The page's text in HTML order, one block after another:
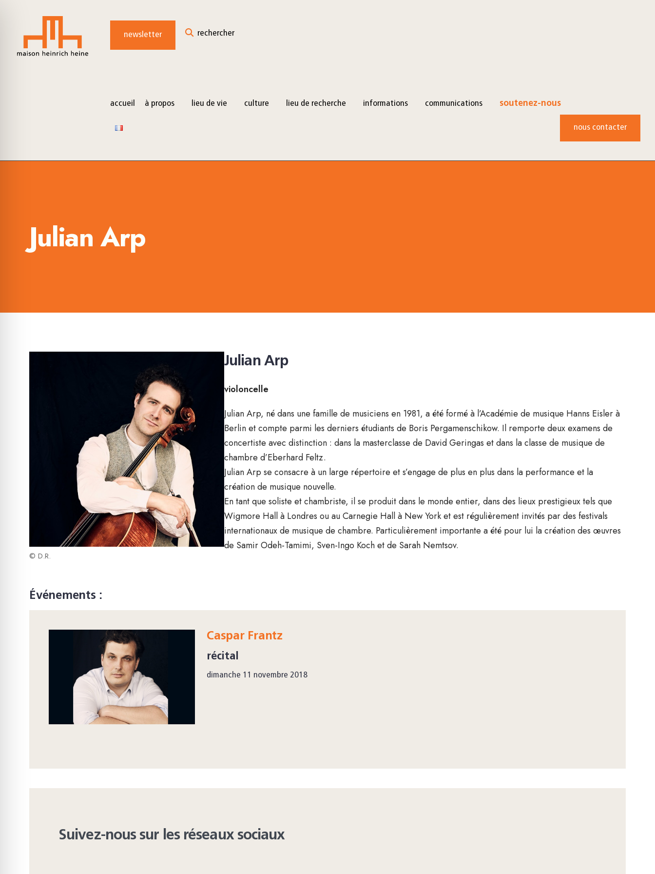
content
newsletter rechercher
accueil à propos lieu de vie culture lieu de recherche informations communications soutenez-nous
nous contacter
Julian Arp
© D.R.
Julian Arp
violoncelle
Julian Arp, né dans une famille de musiciens en 1981, a été formé à l’Académie de musique Hanns Eisler à
Berlin et compte parmi les derniers étudiants de Boris Pergamenschikow. Il remporte deux examens de
concertiste avec distinction : dans la masterclasse de David Geringas et dans la classe de musique de
chambre d’Eberhard Feltz.
Julian Arp se consacre à un large répertoire et s’engage de plus en plus dans la performance et la
création de musique nouvelle.
En tant que soliste et chambriste, il se produit dans le monde entier, dans des lieux prestigieux tels que
Wigmore Hall à Londres ou au Carnegie Hall à New York et est régulièrement invités par des festivals
internationaux de musique de chambre. Particulièrement importante a été pour lui la création des œuvres
de Samir Odeh-Tamimi, Sven-Ingo Koch et de Sarah Nemtsov.
Événements :
Caspar Frantz
récital
dimanche 11 novembre 2018
Suivez-nous sur les réseaux sociaux